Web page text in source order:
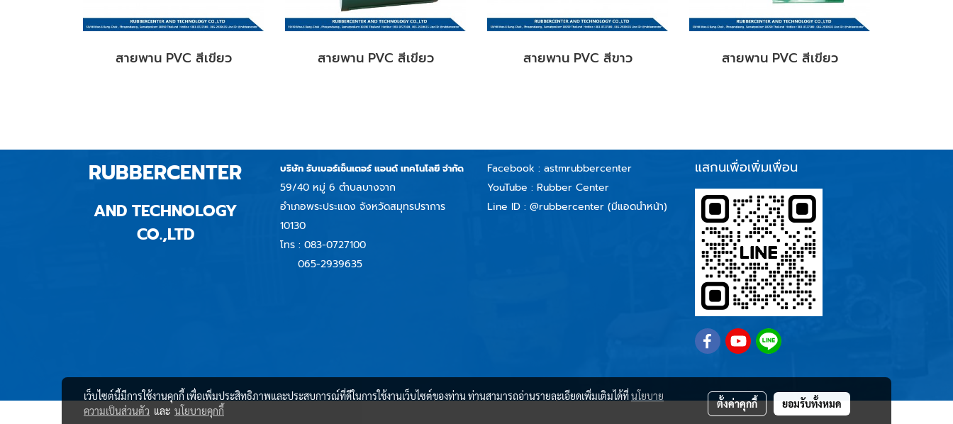
สายพาน PVC สีเขียว สายพาน PVC สีเขียว สายพาน PVC สีขาว สายพาน PVC สีเขียว
RUBBERCENTER
AND TECHNOLOGY
CO.,LTD
บริษัท รับเบอร์เซ็นเตอร์ แอนด์ เทคโนโลยี จำกัด
59/40 หมู่ 6 ตำบลบางจาก
อำเภอพระประแดง จังหวัดสมุทรปราการ
10130
โทร : 083-0727100
065-2939635
Facebook : astmrubbercenter
YouTube : Rubber Center
Line ID : @rubbercenter (มีแอดนำหน้า)
แสกนเพื่อเพิ่มเพื่อน
Copyright by rubbercenter.co.th
เว็บไซต์นี้มีการใช้งานคุกกี้ เพื่อเพิ่มประสิทธิภาพและประสบการณ์ที่ดีในการใช้งานเว็บไซต์ของท่าน ท่านสามารถอ่านรายละเอียดเพิ่มเติมได้ที่นโยบาย
ความเป็นส่วนตัว และ นโยบายคุกกี้
ตั้งค่าคุกกี้ ยอมรับทั้งหมด